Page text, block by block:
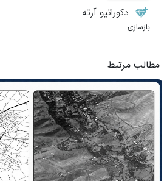
دکوراتیو آرته
بازسازی
مطالب مرتبط